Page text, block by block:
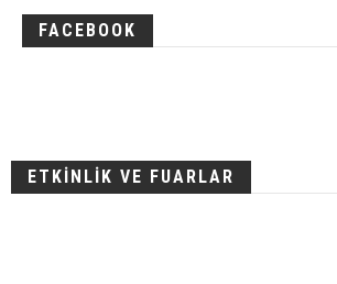
FACEBOOK
ETKİNLİK VE FUARLAR